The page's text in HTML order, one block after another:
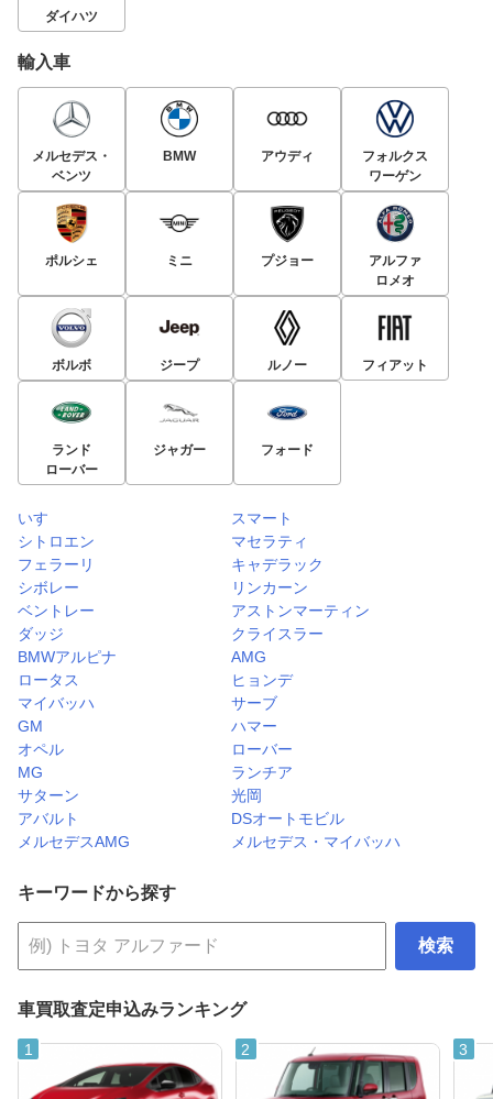
ダイハツ
輸入車
メルセデス・
ベンツ
BMW アウディ
フォルクス
ワーゲン
ポルシェ ミニ プジョー
アルファ
ロメオ
ボルボ ジープ ルノー フィアット
ランド
ローバー
ジャガー フォード
いすゞ
スマート
シトロエン
マセラティ
フェラーリ
キャデラック
シボレー
リンカーン
ベントレー
アストンマーティン
ダッジ
クライスラー
BMWアルピナ
AMG
ロータス
ヒョンデ
マイバッハ
サーブ
GM
ハマー
オペル
ローバー
MG
ランチア
サターン
光岡
アバルト
DSオートモビル
メルセデスAMG
メルセデス・マイバッハ
キーワードから探す
検索
車買取査定申込みランキング